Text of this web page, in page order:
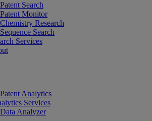
Search
Monitor
Research
Search
Services
Analytics
Services
Analyzer